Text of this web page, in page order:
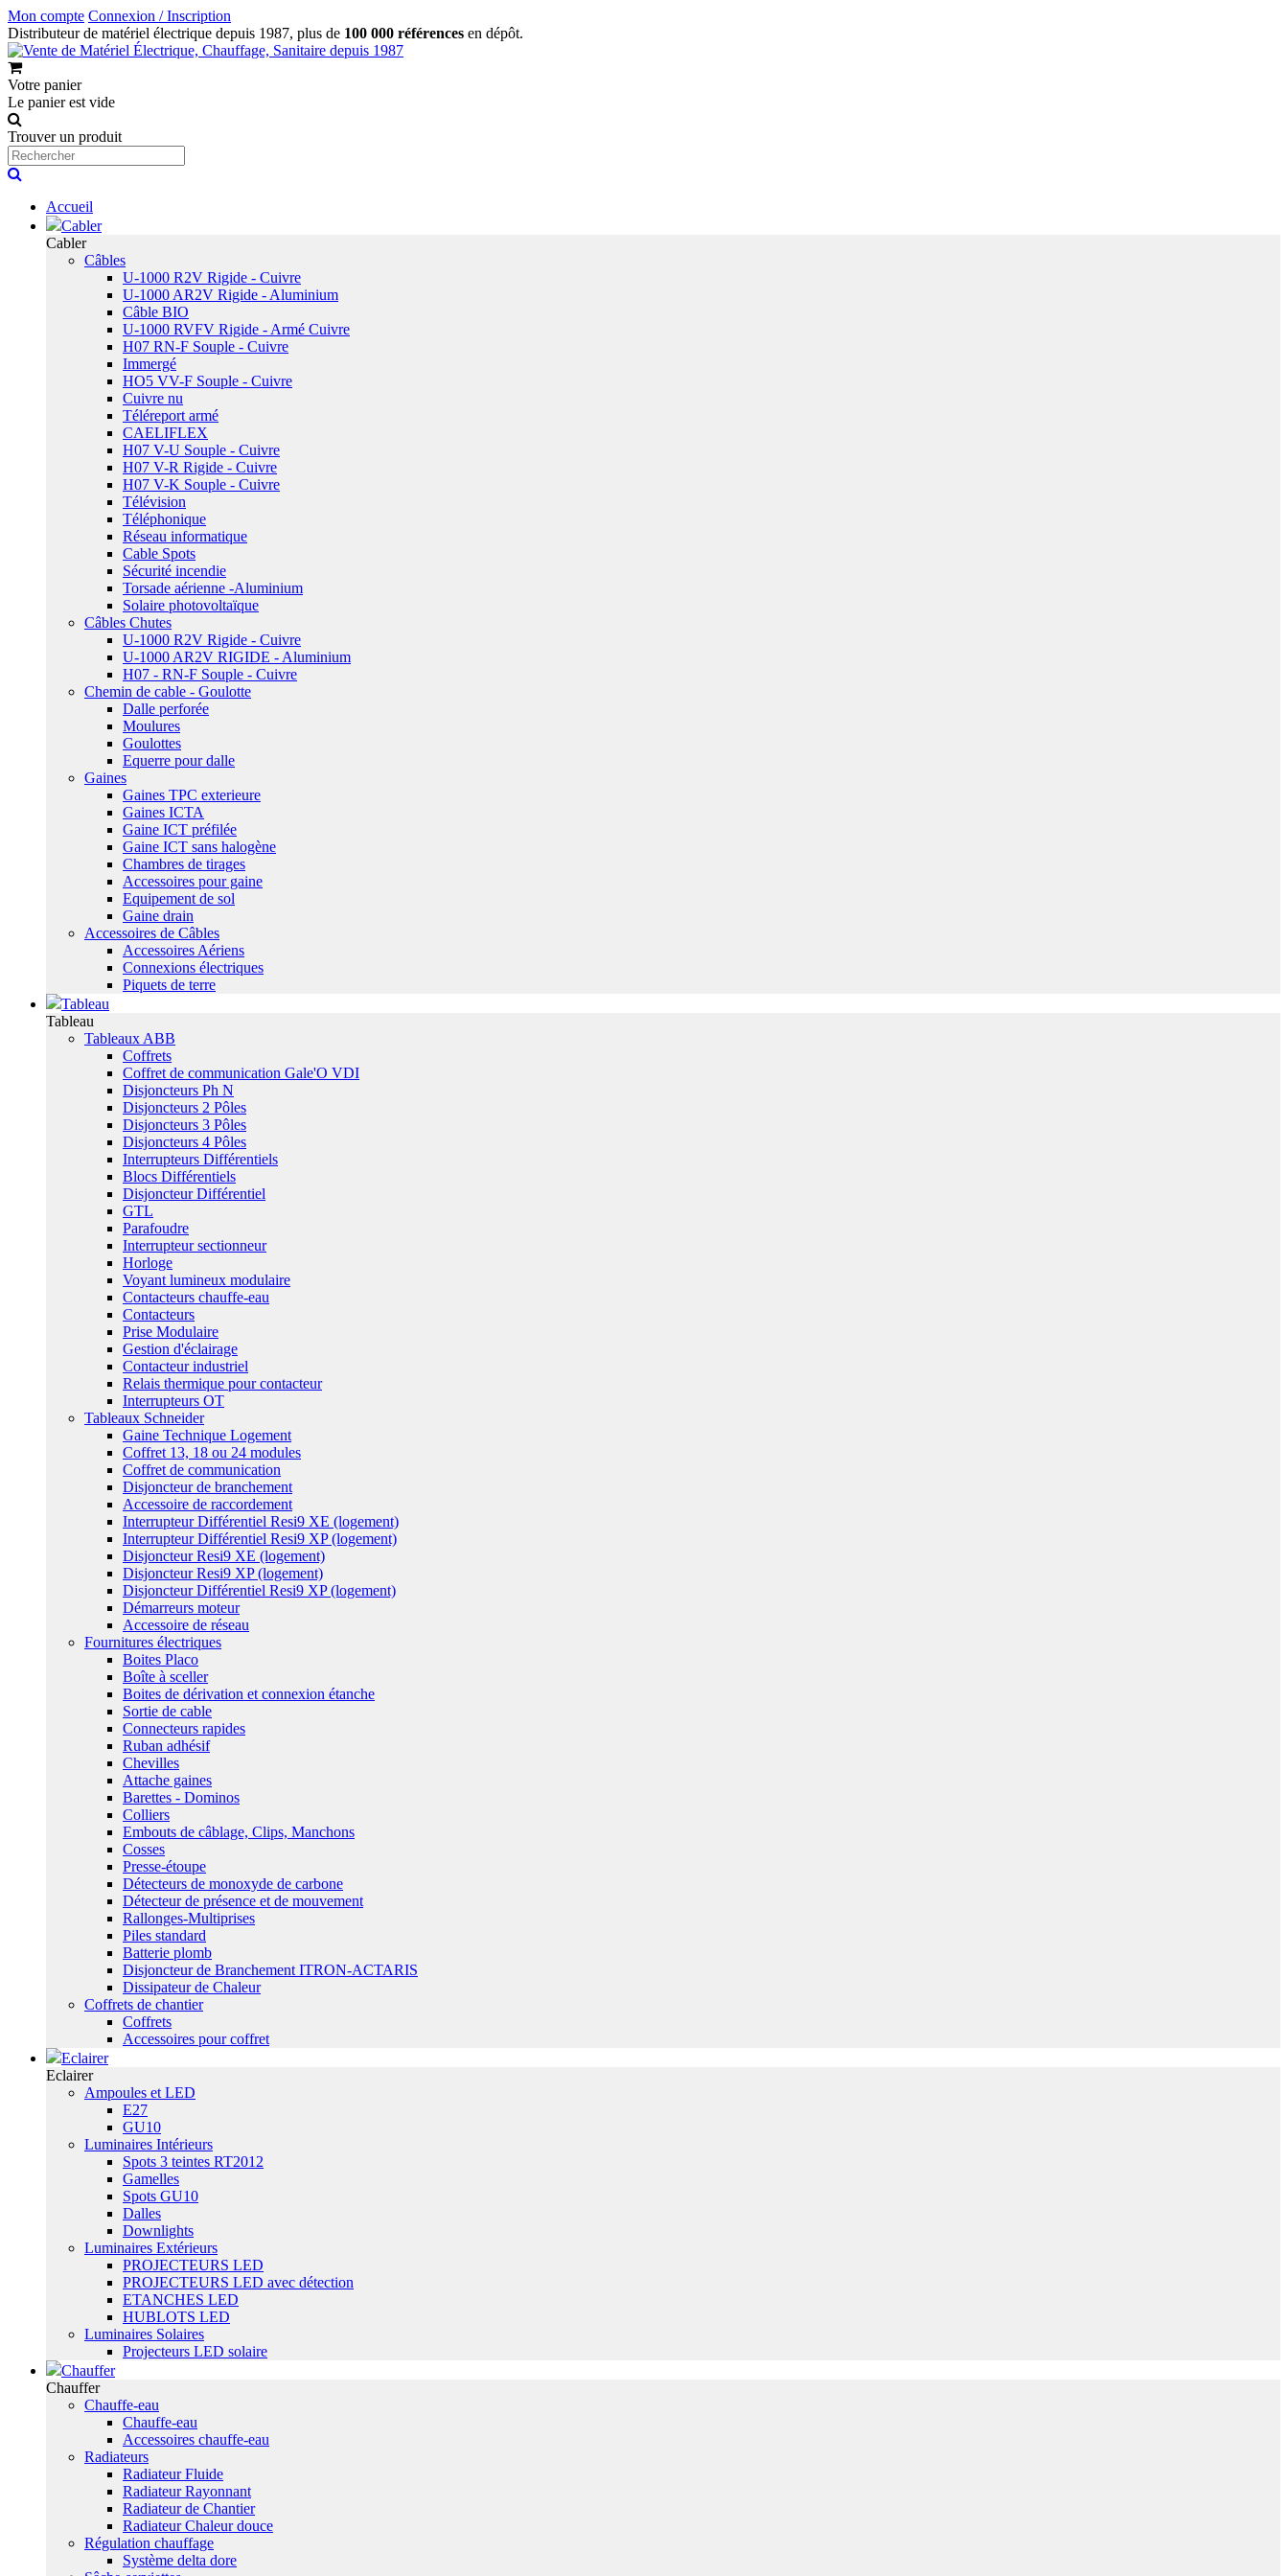
Mon compte Connexion / Inscription
Distributeur de matériel électrique depuis 1987, plus de 100 000 références en dépôt.
Votre panier
Le panier est vide
Trouver un produit
Accueil
Cabler
Cabler
Câbles
U-1000 R2V Rigide - Cuivre
U-1000 AR2V Rigide - Aluminium
Câble BIO
U-1000 RVFV Rigide - Armé Cuivre
H07 RN-F Souple - Cuivre
Immergé
HO5 VV-F Souple - Cuivre
Cuivre nu
Téléreport armé
CAELIFLEX
H07 V-U Souple - Cuivre
H07 V-R Rigide - Cuivre
H07 V-K Souple - Cuivre
Télévision
Téléphonique
Réseau informatique
Cable Spots
Sécurité incendie
Torsade aérienne -Aluminium
Solaire photovoltaïque
Câbles Chutes
U-1000 R2V Rigide - Cuivre
U-1000 AR2V RIGIDE - Aluminium
H07 - RN-F Souple - Cuivre
Chemin de cable - Goulotte
Dalle perforée
Moulures
Goulottes
Equerre pour dalle
Gaines
Gaines TPC exterieure
Gaines ICTA
Gaine ICT préfilée
Gaine ICT sans halogène
Chambres de tirages
Accessoires pour gaine
Equipement de sol
Gaine drain
Accessoires de Câbles
Accessoires Aériens
Connexions électriques
Piquets de terre
Tableau
Tableau
Tableaux ABB
Coffrets
Coffret de communication Gale'O VDI
Disjoncteurs Ph N
Disjoncteurs 2 Pôles
Disjoncteurs 3 Pôles
Disjoncteurs 4 Pôles
Interrupteurs Différentiels
Blocs Différentiels
Disjoncteur Différentiel
GTL
Parafoudre
Interrupteur sectionneur
Horloge
Voyant lumineux modulaire
Contacteurs chauffe-eau
Contacteurs
Prise Modulaire
Gestion d'éclairage
Contacteur industriel
Relais thermique pour contacteur
Interrupteurs OT
Tableaux Schneider
Gaine Technique Logement
Coffret 13, 18 ou 24 modules
Coffret de communication
Disjoncteur de branchement
Accessoire de raccordement
Interrupteur Différentiel Resi9 XE (logement)
Interrupteur Différentiel Resi9 XP (logement)
Disjoncteur Resi9 XE (logement)
Disjoncteur Resi9 XP (logement)
Disjoncteur Différentiel Resi9 XP (logement)
Démarreurs moteur
Accessoire de réseau
Fournitures électriques
Boites Placo
Boîte à sceller
Boites de dérivation et connexion étanche
Sortie de cable
Connecteurs rapides
Ruban adhésif
Chevilles
Attache gaines
Barettes - Dominos
Colliers
Embouts de câblage, Clips, Manchons
Cosses
Presse-étoupe
Détecteurs de monoxyde de carbone
Détecteur de présence et de mouvement
Rallonges-Multiprises
Piles standard
Batterie plomb
Disjoncteur de Branchement ITRON-ACTARIS
Dissipateur de Chaleur
Coffrets de chantier
Coffrets
Accessoires pour coffret
Eclairer
Eclairer
Ampoules et LED
E27
GU10
Luminaires Intérieurs
Spots 3 teintes RT2012
Gamelles
Spots GU10
Dalles
Downlights
Luminaires Extérieurs
PROJECTEURS LED
PROJECTEURS LED avec détection
ETANCHES LED
HUBLOTS LED
Luminaires Solaires
Projecteurs LED solaire
Chauffer
Chauffer
Chauffe-eau
Chauffe-eau
Accessoires chauffe-eau
Radiateurs
Radiateur Fluide
Radiateur Rayonnant
Radiateur de Chantier
Radiateur Chaleur douce
Régulation chauffage
Système delta dore